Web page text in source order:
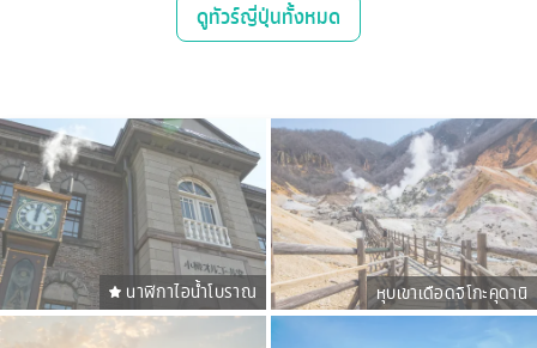
ดูทัวร์ญี่ปุ่นทั้งหมด
นาฬิกาไอน้ำโบราณ หุบเขาเดือดจิโกะคุดานิ